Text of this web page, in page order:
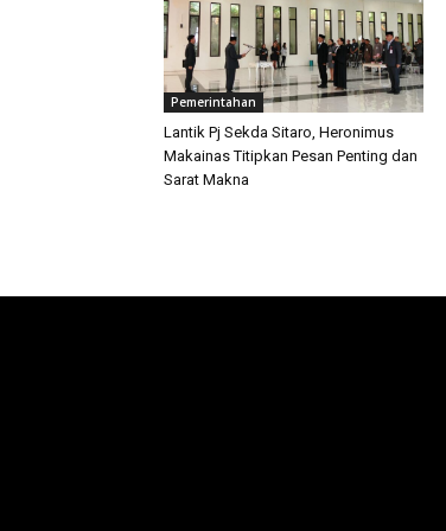
Pemerintahan
Lantik Pj Sekda Sitaro, Heronimus
Makainas Titipkan Pesan Penting dan
Sarat Makna